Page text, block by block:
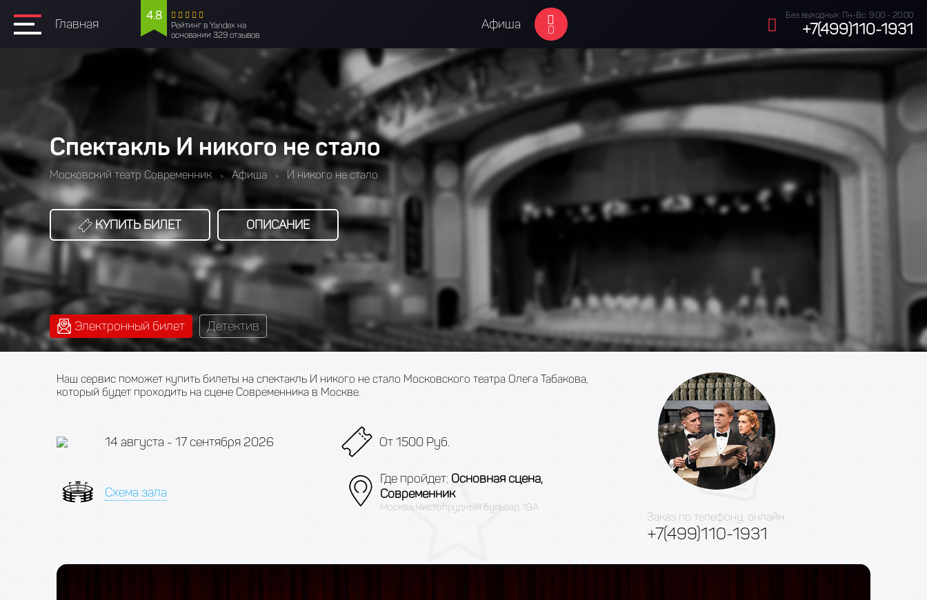
Главная
4.8
Рейтинг в Yandex на
основании 329 отзывов
Афиша 0
Без выходных: Пн-Вс: 9:00 - 20:00
+7(499)110-1931
Спектакль И никого не стало
Московский театр Современник > Афиша > И никого не стало
КУПИТЬ БИЛЕТ ОПИСАНИЕ
Электронный билет Детектив
Наш сервис поможет купить билеты на спектакль И никого не стало Московского театра Олега Табакова,
который будет проходить на сцене Современника в Москве.
14 августа - 17 сентября 2026 От 1500 Руб.
Схема зала
Где пройдет: Основная сцена,
Современник
Москва, Чистопрудный бульвар, 19А
Заказ по телефону, онлайн:
+7(499)110-1931